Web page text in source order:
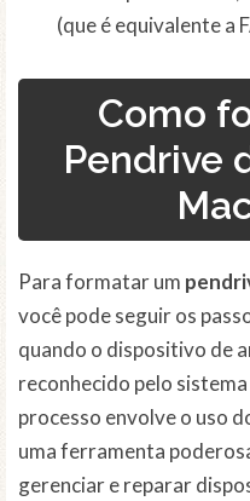
(que é equivalente a
Como
Pendrive
Para formatar um
você pode seguir os
quando o dispositivo de
reconhecido pelo
processo envolve o uso
uma ferramenta
gerenciar e reparar